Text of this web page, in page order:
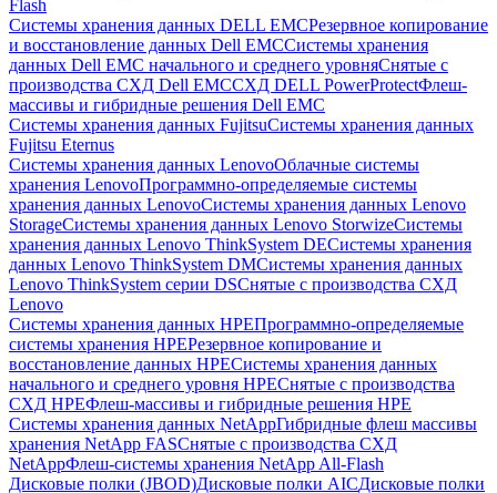
Flash
Системы хранения данных DELL EMCРезервное копирование
и восстановление данных Dell EMCСистемы хранения
данных Dell EMC начального и среднего уровняСнятые с
производства СХД Dell EMCСХД DELL PowerProtectФлеш-
массивы и гибридные решения Dell EMC
Системы хранения данных FujitsuСистемы хранения данных
Fujitsu Eternus
Системы хранения данных LenovoОблачные системы
хранения LenovoПрограммно-определяемые системы
хранения данных LenovoСистемы хранения данных Lenovo
StorageСистемы хранения данных Lenovo StorwizeСистемы
хранения данных Lenovo ThinkSystem DEСистемы хранения
данных Lenovo ThinkSystem DMСистемы хранения данных
Lenovo ThinkSystem серии DSСнятые с производства СХД
Lenovo
Системы хранения данных HPEПрограммно-определяемые
системы хранения HPEРезервное копирование и
восстановление данных HPEСистемы хранения данных
начального и среднего уровня HPEСнятые с производства
СХД HPEФлеш-массивы и гибридные решения HPE
Cистемы хранения данных NetAppГибридные флеш массивы
хранения NetApp FASСнятые с производства СХД
NetAppФлеш-системы хранения NetApp All-Flash
Дисковые полки (JBOD)Дисковые полки AICДисковые полки